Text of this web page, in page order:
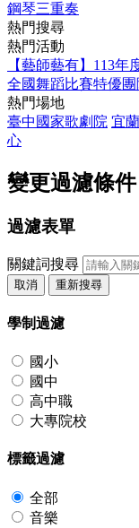
鋼琴三重奏
熱門搜尋
熱門活動
【藝師藝有】113年
全國舞蹈比賽特優
熱門場地
臺中國家歌劇院 宜
心
變更過濾條件
過濾表單
關鍵詞搜尋
取消 重新搜尋
學制過濾
國小
國中
高中職
大專院校
標籤過濾
全部
音樂